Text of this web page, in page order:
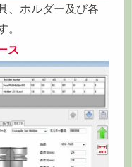
、ホルダー及び各
。
ス